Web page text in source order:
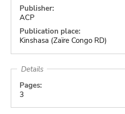
Publisher:
ACP
Publication place:
Kinshasa (Zaïre Congo RD)
Details
Pages:
3